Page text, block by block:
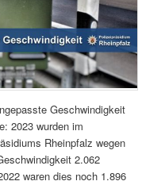
Geschwindigkeit
2023 wurden im
Rheinpfalz wegen
2.062
waren dies noch 1.896